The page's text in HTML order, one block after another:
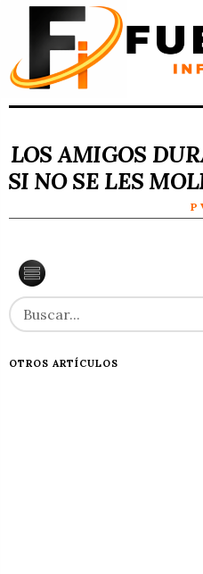
LOS AMIGOS
SI NO SE LES
P
OTROS ARTÍCULOS